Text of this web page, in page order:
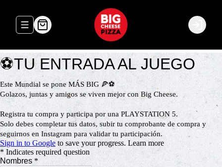
Abrir menu de navegación Login